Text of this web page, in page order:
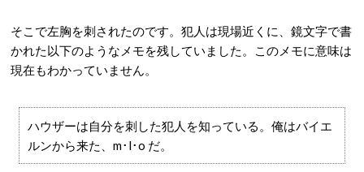
そこで左胸を刺されたのです。犯人は現場近くに、鏡文字で書
かれた以下のようなメモを残していました。このメモに意味は
現在もわかっていません。
ハウザーは自分を刺した犯人を知っている。俺はバイエ
ルンから来た、m･l･o だ。